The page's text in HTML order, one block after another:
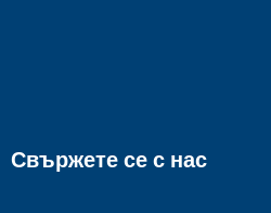
Свържете се с нас